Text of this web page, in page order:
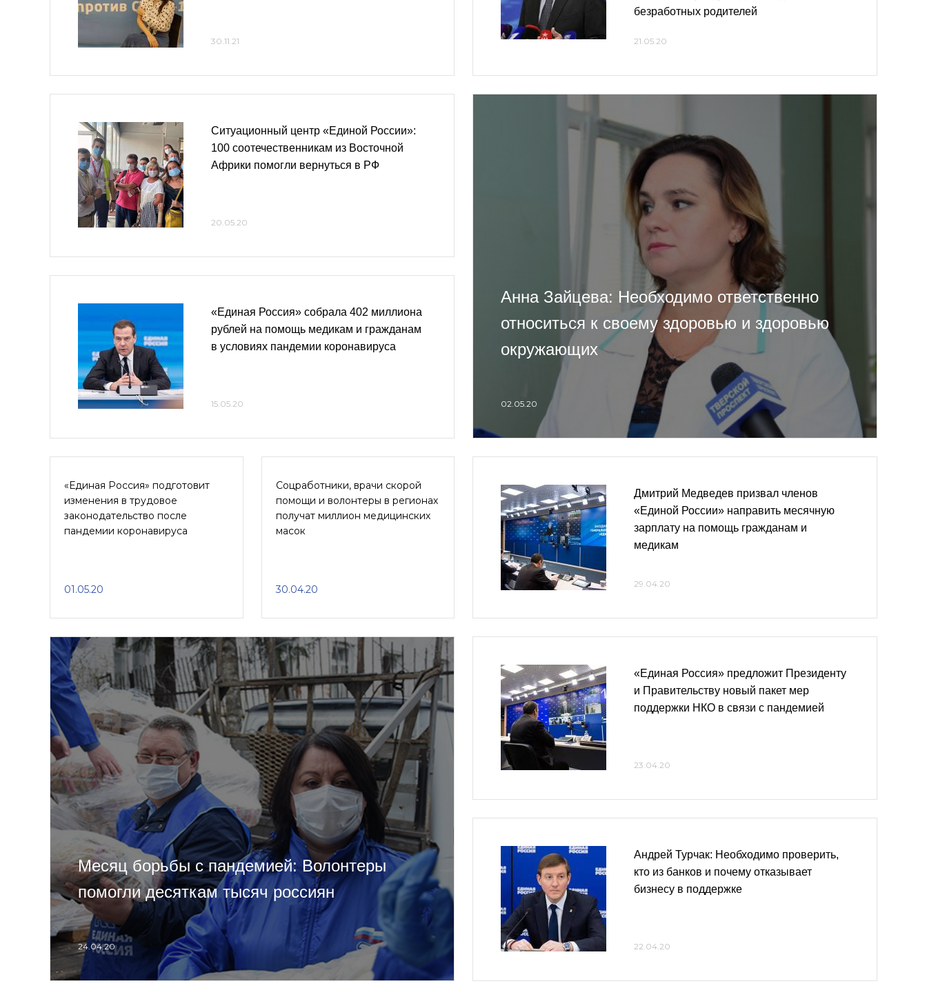
30.11.21
безработных родителей
21.05.20
Ситуационный центр «Единой России»:
100 соотечественникам из Восточной
Африки помогли вернуться в РФ
20.05.20
«Единая Россия» собрала 402 миллиона
рублей на помощь медикам и гражданам
в условиях пандемии коронавируса
15.05.20
Анна Зайцева: Необходимо ответственно
относиться к своему здоровью и здоровью
окружающих
02.05.20
«Единая Россия» подготовит
изменения в трудовое
законодательство после
пандемии коронавируса
01.05.20
Соцработники, врачи скорой
помощи и волонтеры в регионах
получат миллион медицинских
масок
30.04.20
Дмитрий Медведев призвал членов
«Единой России» направить месячную
зарплату на помощь гражданам и
медикам
29.04.20
Месяц борьбы с пандемией: Волонтеры
помогли десяткам тысяч россиян
24.04.20
«Единая Россия» предложит Президенту
и Правительству новый пакет мер
поддержки НКО в связи с пандемией
23.04.20
Андрей Турчак: Необходимо проверить,
кто из банков и почему отказывает
бизнесу в поддержке
22.04.20